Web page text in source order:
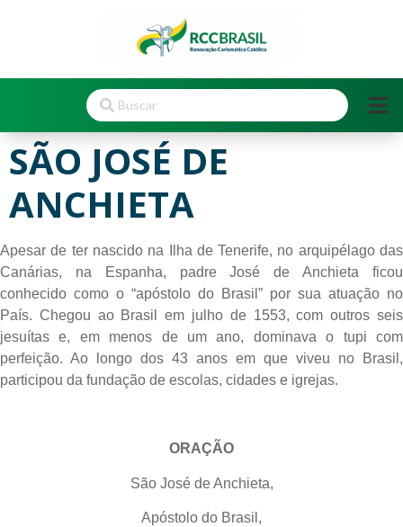
SÃO JOSÉ DE
ANCHIETA
Apesar de ter nascido na Ilha de Tenerife, no arquipélago das
Canárias, na Espanha, padre José de Anchieta ficou
conhecido como o “apóstolo do Brasil” por sua atuação no
País. Chegou ao Brasil em julho de 1553, com outros seis
jesuítas e, em menos de um ano, dominava o tupi com
perfeição. Ao longo dos 43 anos em que viveu no Brasil,
participou da fundação de escolas, cidades e igrejas.
ORAÇÃO
São José de Anchieta,
Apóstolo do Brasil,